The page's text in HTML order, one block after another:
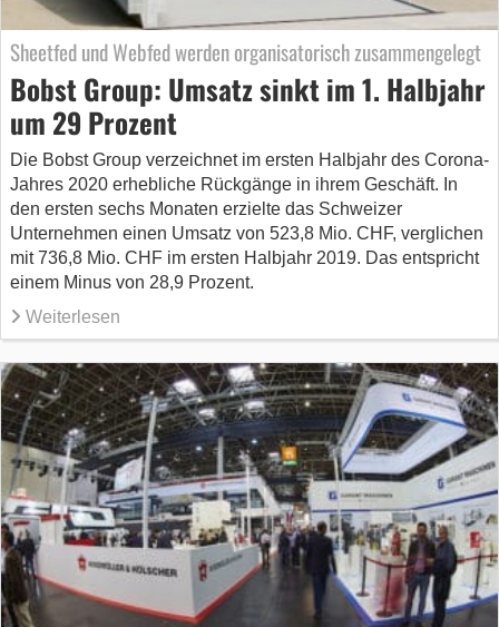
Sheetfed und Webfed werden organisatorisch zusammengelegt
Bobst Group: Umsatz sinkt im 1. Halbjahr
um 29 Prozent
Die Bobst Group verzeichnet im ersten Halbjahr des Corona-
Jahres 2020 erhebliche Rückgänge in ihrem Geschäft. In
den ersten sechs Monaten erzielte das Schweizer
Unternehmen einen Umsatz von 523,8 Mio. CHF, verglichen
mit 736,8 Mio. CHF im ersten Halbjahr 2019. Das entspricht
einem Minus von 28,9 Prozent.
Weiterlesen